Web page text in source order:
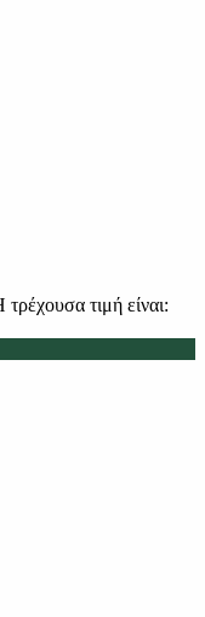
τρέχουσα τιμή είναι: